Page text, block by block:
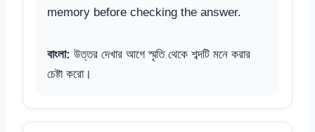
memory before checking the answer.
বাংলা: উত্তর দেখার আগে স্মৃতি থেকে শব্দটি মনে করার
চেষ্টা করো।